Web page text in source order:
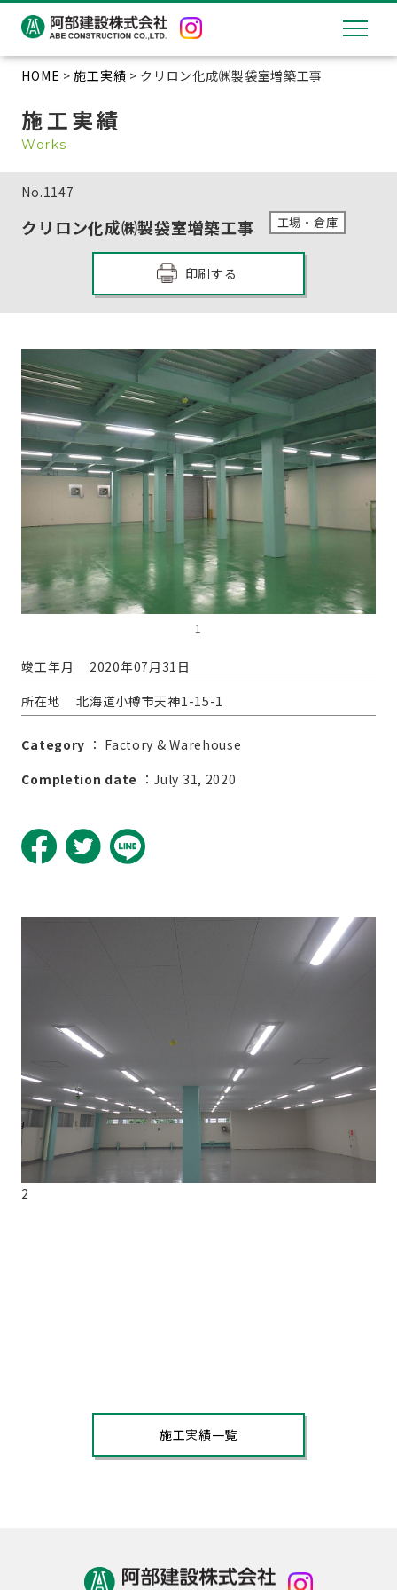
HOME >施工実績 > クリロン化成㈱製袋室増築工事
施工実績
Works
No.1147
クリロン化成㈱製袋室増築工事 工場・倉庫
印刷する
1
竣工年月
2020年07月31日
所在地
北海道小樽市天神1-15-1
Category ： Factory & Warehouse
Completion date ：July 31, 2020
2
施工実績一覧